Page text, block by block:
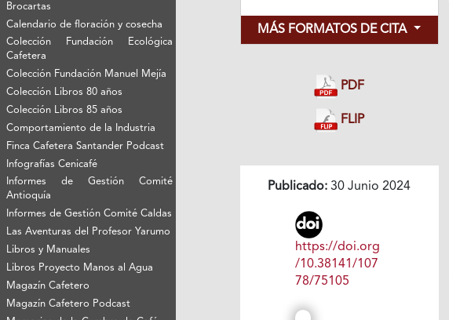
Brocartas
Calendario de floración y cosecha
Colección Fundación Ecológica
Cafetera
Colección Fundación Manuel Mejía
Colección Libros 80 años
Colección Libros 85 años
Comportamiento de la Industria
Finca Cafetera Santander Podcast
Infografías Cenicafé
Informes de Gestión Comité
Antioquía
Informes de Gestión Comité Caldas
Las Aventuras del Profesor Yarumo
Libros y Manuales
Libros Proyecto Manos al Agua
Magazín Cafetero
Magazín Cafetero Podcast
MÁS FORMATOS DE CITA
PDF
FLIP
Publicado: 30 Junio 2024
https://doi.org
/10.38141/107
78/75105